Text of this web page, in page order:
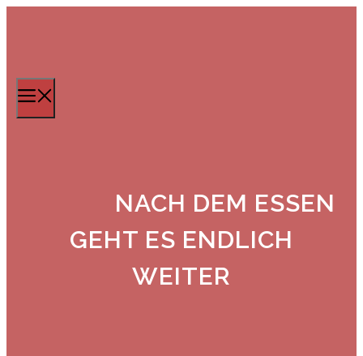
NACH DEM ESSEN
GEHT ES ENDLICH
WEITER